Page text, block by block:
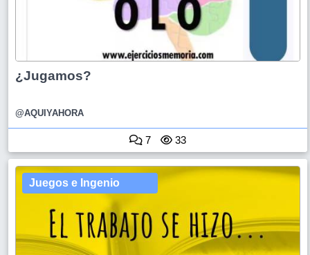
¿Jugamos?
@AQUIYAHORA
7 33
Juegos e Ingenio